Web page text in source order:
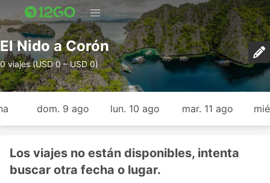
El Nido a Corón
0 viajes (USD 0 – USD 0)
dom. 9 ago lun. 10 ago mar. 11 ago
Los viajes no están disponibles, intenta
buscar otra fecha o lugar.